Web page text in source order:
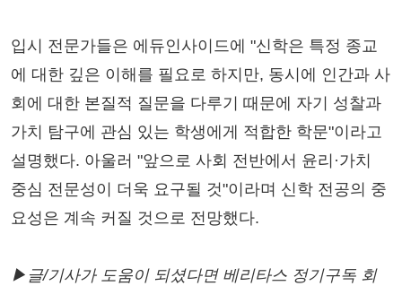
입시 전문가들은 에듀인사이드에 "신학은 특정 종교
에 대한 깊은 이해를 필요로 하지만, 동시에 인간과 사
회에 대한 본질적 질문을 다루기 때문에 자기 성찰과
가치 탐구에 관심 있는 학생에게 적합한 학문"이라고
설명했다. 아울러 "앞으로 사회 전반에서 윤리·가치
중심 전문성이 더욱 요구될 것"이라며 신학 전공의 중
요성은 계속 커질 것으로 전망했다.
▶글/기사가 도움이 되셨다면 베리타스 정기구독 회